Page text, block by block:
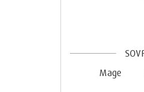
Mage